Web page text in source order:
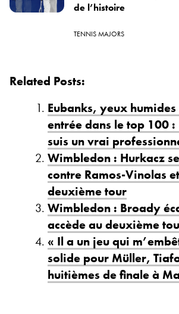
de l’histoire
TENNIS MAJORS
Related Posts:
Eubanks, yeux
entrée dans le top 100 :
suis un vrai
Wimbledon : Hurkacz
contre Ramos-Vinolas
deuxième tour
Wimbledon : Broady
accède au deuxième
« Il a un jeu qui
solide pour Müller,
huitièmes de finale à